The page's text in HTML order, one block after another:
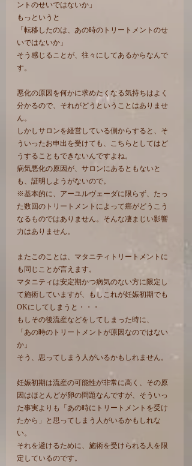
ントのせいではないか」
もっというと
「転移したのは、あの時のトリートメントのせ
いではないか」
そう感じることが、往々にしてあるからなんで
す。
悪化の原因を何かに求めたくなる気持ちはよく
分かるので、それがどうということはありませ
ん。
しかしサロンを経営している側からすると、そ
ういったお申出を受けても、こちらとしてはど
うすることもできないんですよね。
病気悪化の原因が、サロンにあるともないと
も、証明しようがないので。
※基本的に、アーユルヴェーダに限らず、たっ
た数回のトリートメントによって癌がどうこう
なるものではありません。そんな凄まじい影響
力はありません。
またこのことは、マタニティトリートメントに
も同じことが言えます。
マタニティは安定期かつ病気のない方に限定し
て施術していますが、もしこれが妊娠初期でも
OKにしてしまうと・・・
もしその後流産などをしてしまった時に、
「あの時のトリートメントが原因なのではない
か」
そう、思ってしまう人がいるかもしれません。
妊娠初期は流産の可能性が非常に高く、その原
因はほとんどが卵の問題なんですが、そういっ
た事実よりも「あの時にトリートメントを受け
たから」と思ってしまう人がいるかもしれな
い。
それを避けるために、施術を受けられる人を限
定しているのです。